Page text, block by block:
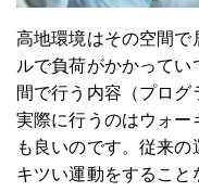
高地環境はその空間
ルで負荷がかかって
間で行う内容（プログ
実際に行うのはウォ
も良いのです。従来
キツい運動をすること